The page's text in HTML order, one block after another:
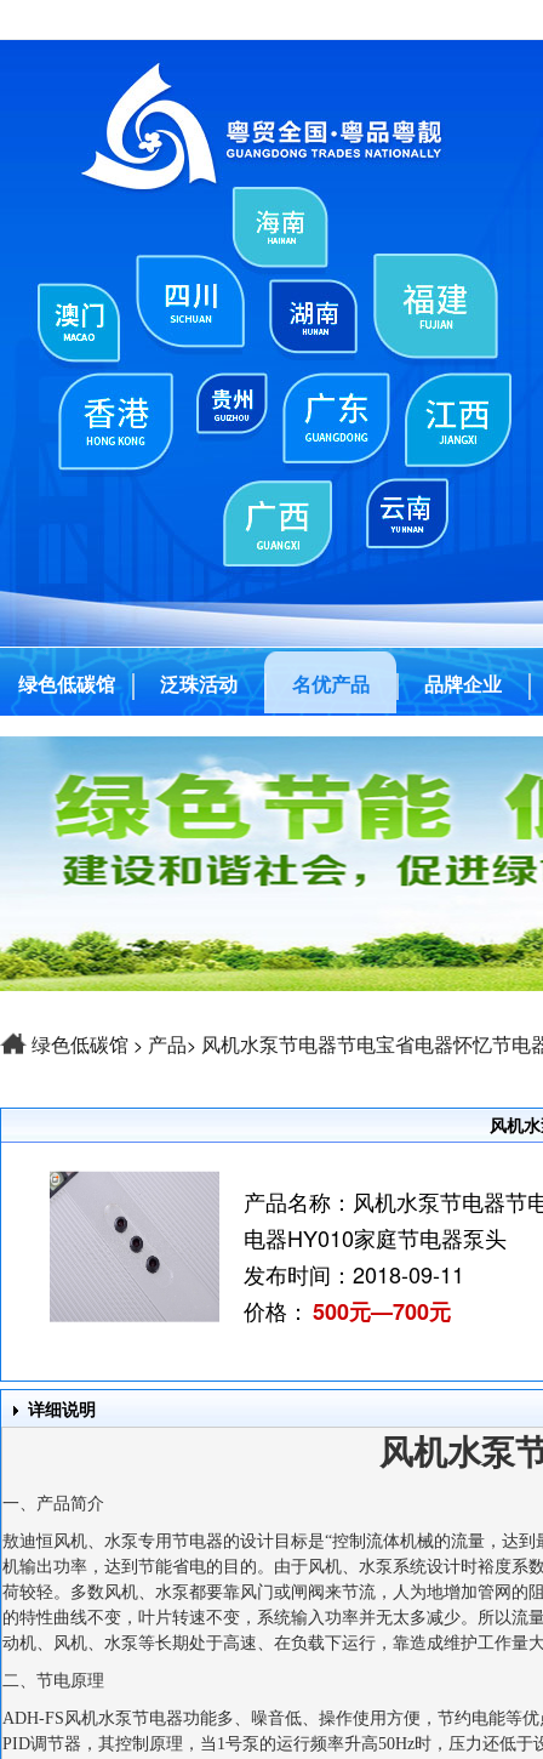
绿色低碳馆 泛珠活动 名优产品 品牌企业
绿色低碳馆 > 产品> 风机水泵节电器节电宝省电器怀忆节电
风机
产品名称： 风机水泵节电器节
电器HY010家庭节电器泵头
发布时间： 2018-09-11
价格： 500元—700元
详细说明
风机水泵
一、产品简介
敖迪恒风机、水泵专用节电器的设计目标是“控制流体机械的流量，达
机输出功率，达到节能省电的目的。由于风机、水泵系统设计时裕度系
荷较轻。多数风机、水泵都要靠风门或闸阀来节流，人为地增加管网的
的特性曲线不变，叶片转速不变，系统输入功率并无太多减少。所以流
动机、风机、水泵等长期处于高速、在负载下运行，靠造成维护工作量
二、节电原理
ADH-FS风机水泵节电器功能多、噪音低、操作使用方便，节约电能等
PID调节器，其控制原理，当1号泵的运行频率升高50Hz时，压力还低